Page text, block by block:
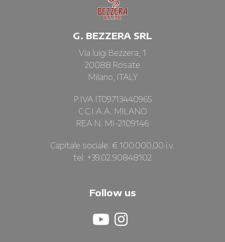
G. BEZZERA SRL
Via luigi Bezzera, 1
20088 Rosate
Milano, ITALY
P.IVA IT09713440965
C.C.I.A.A. MILANO
REA N. MI-2109146
Capitale sociale: € 100.000,00 i.v.
tel: +39.02.90848102
Follow us